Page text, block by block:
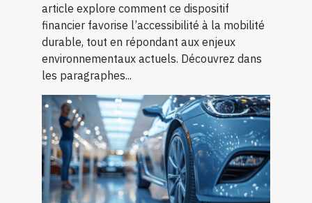
article explore comment ce dispositif
financier favorise l’accessibilité à la mobilité
durable, tout en répondant aux enjeux
environnementaux actuels. Découvrez dans
les paragraphes...